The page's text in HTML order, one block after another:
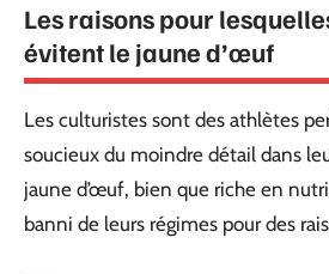
Les raisons pour
évitent le jaune d’œuf
Les culturistes sont des athlètes
soucieux du moindre détail dans
jaune d’œuf, bien que riche en
banni de leurs régimes pour des